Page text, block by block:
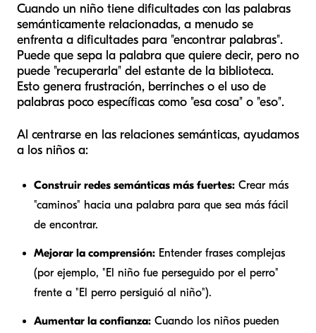
Cuando un niño tiene dificultades con las palabras
semánticamente relacionadas, a menudo se
enfrenta a dificultades para "encontrar palabras".
Puede que sepa la palabra que quiere decir, pero no
puede "recuperarla" del estante de la biblioteca.
Esto genera frustración, berrinches o el uso de
palabras poco específicas como "esa cosa" o "eso".
Al centrarse en las relaciones semánticas, ayudamos
a los niños a:
Construir redes semánticas más fuertes: Crear más
"caminos" hacia una palabra para que sea más fácil
de encontrar.
Mejorar la comprensión: Entender frases complejas
(por ejemplo, "El niño fue perseguido por el perro"
frente a "El perro persiguió al niño").
Aumentar la confianza: Cuando los niños pueden